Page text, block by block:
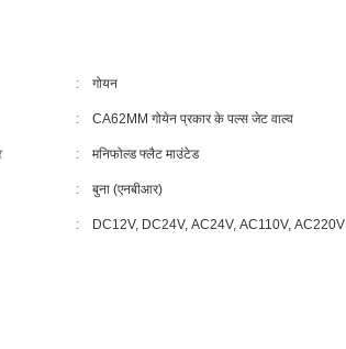
: गोयन
: CA62MM गोयेन प्रकार के पल्स जेट वाल्व
: मनिफोल्ड फ्लैट माउंटेड
: बुना (एनबीआर)
: DC12V, DC24V, AC24V, AC110V, AC220V